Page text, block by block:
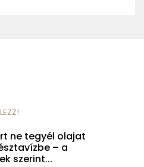
ne tegyél olajat
– a
szerint...